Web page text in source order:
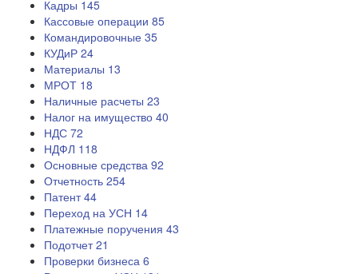
Кадры 145
Кассовые операции 85
Командировочные 35
КУДиР 24
Материалы 13
МРОТ 18
Наличные расчеты 23
Налог на имущество 40
НДС 72
НДФЛ 118
Основные средства 92
Отчетность 254
Патент44
Переход на УСН 14
Платежные поручения 43
Подотчет21
Проверки бизнеса 6